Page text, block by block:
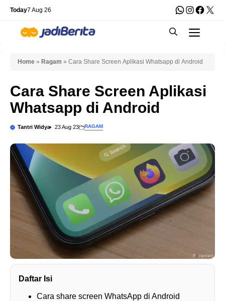
Skip
content
Today7 Aug 26 WhatsApp
X
Home » Ragam » Cara Share Screen Aplikasi Whatsapp di Android
Cara Share Screen Aplikasi
Whatsapp di Android
Tantri Widya 23 Aug 23 RAGAM
Daftar Isi
Cara share screen WhatsApp di Android